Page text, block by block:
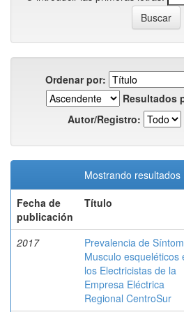
Ordenar por:
Resultados
Autor/Registro:
Mostrando resultados
Fecha de
publicación
Título
2017
Prevalencia de
Musculo esqueléticos
los Electricistas de la
Empresa Eléctrica
Regional CentroSur